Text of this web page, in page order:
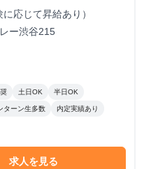
応じて昇給あり）
ー渋谷215
土日OK 半日OK
ターン生多数 内定実績あり
求人を見る